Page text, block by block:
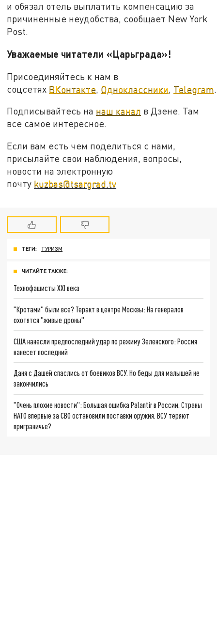
и обязал отель выплатить компенсацию за
причиненные неудобства, сообщает New York
Post.
Уважаемые читатели «Царьграда»!
Присоединяйтесь к нам в
соцсетях ВКонтакте Одноклассники Telegram
Подписывайтесь на наш канал в Дзене. Там
все самое интересное.
Если вам есть чем поделиться с нами,
присылайте свои наблюдения, вопросы,
новости на электронную
почту kuzbas@tsargrad.tv
ТЕГИ: ТУРИЗМ
ЧИТАЙТЕ ТАКЖЕ:
Технофашисты XXI века
"Кротами" были все? Теракт в центре Москвы: На генералов
охотятся "живые дроны"
США нанесли предпоследний удар по режиму Зеленского: Россия
нанесет последний
Даня с Дашей спаслись от боевиков ВСУ. Но беды для малышей не
закончились
"Очень плохие новости": Большая ошибка Palantir в России. Страны
НАТО впервые за СВО остановили поставки оружия. ВСУ теряют
приграничье?